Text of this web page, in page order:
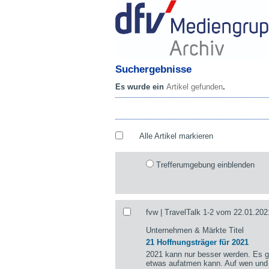
Suchergebnisse
Es wurde ein Artikel gefunden.
Alle Artikel markieren
Trefferumgebung einblenden
fvw | TravelTalk 1-2 vom
Unternehmen & Märkte Titel
21 Hoffnungsträger für 2021
2021 kann nur besser werden. Es
etwas aufatmen kann. Auf wen